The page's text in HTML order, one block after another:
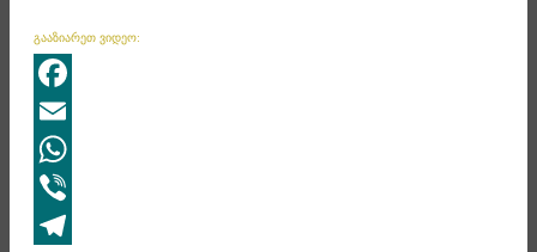
გააზიარეთ ვიდეო:
Facebook
Email
WhatsApp
Viber